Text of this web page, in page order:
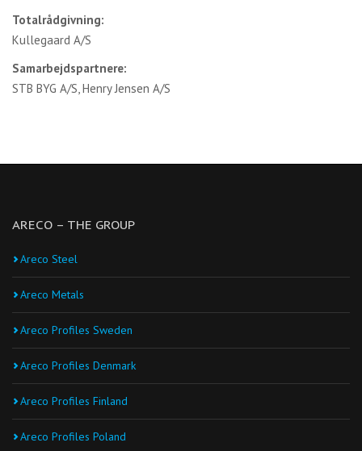
Totalrådgivning:
Kullegaard A/S
Samarbejdspartnere:
STB BYG A/S, Henry Jensen A/S
ARECO – THE GROUP
Areco Steel
Areco Metals
Areco Profiles Sweden
Areco Profiles Denmark
Areco Profiles Finland
Areco Profiles Poland